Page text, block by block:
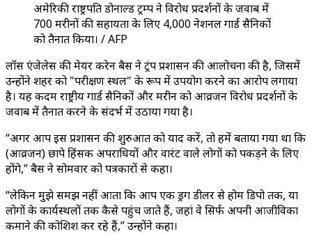
अमेरिकी राष्ट्रपति डोनाल्ड ट्रम्प ने विरोध प्रदर्शनों के जवाब में
700 मरीनों की सहायता के लिए 4,000 नेशनल गार्ड सैनिकों
को तैनात किया। / AFP
लॉस एंजेलेस की मेयर करेन बैस ने ट्रंप प्रशासन की आलोचना की है, जिसमें
उन्होंने शहर को "परीक्षण स्थल" के रूप में उपयोग करने का आरोप लगाया
है। यह कदम राष्ट्रीय गार्ड सैनिकों और मरीन को आव्रजन विरोध प्रदर्शनों के
जवाब में तैनात करने के संदर्भ में उठाया गया है।
“अगर आप इस प्रशासन की शुरुआत को याद करें, तो हमें बताया गया था कि
(आव्रजन) छापे हिंसक अपराधियों और वारंट वाले लोगों को पकड़ने के लिए
होंगे,” बैस ने सोमवार को पत्रकारों से कहा।
“लेकिन मुझे समझ नहीं आता कि आप एक ड्रग डीलर से होम डिपो तक, या
लोगों के कार्यस्थलों तक कैसे पहुंच जाते हैं, जहां वे सिर्फ अपनी आजीविका
कमाने की कोशिश कर रहे हैं,” उन्होंने कहा।